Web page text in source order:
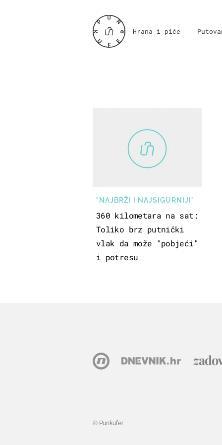
Hrana i piće
"NAJBRŽI I NAJSIGURNIJI"
360 kilometara na sat:
Toliko brz putnički
vlak da može "pobjeći"
i potresu
© Punkufer